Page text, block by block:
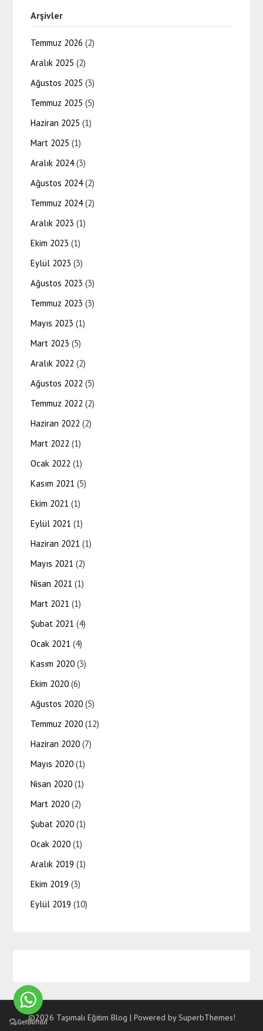
Arşivler
Temmuz 2026 (2)
Aralık 2025 (2)
Ağustos 2025 (3)
Temmuz 2025 (5)
Haziran 2025 (1)
Mart 2025 (1)
Aralık 2024(3)
Ağustos 2024(2)
Temmuz 2024(2)
Aralık 2023 (1)
Ekim 2023 (1)
Eylül 2023 (3)
Ağustos 2023 (3)
Temmuz 2023 (3)
Mayıs 2023 (1)
Mart 2023 (5)
Aralık 2022 (2)
Ağustos 2022 (5)
Temmuz 2022 (2)
Haziran 2022 (2)
Mart 2022 (1)
Ocak 2022 (1)
Kasım 2021 (5)
Ekim 2021 (1)
Eylül 2021 (1)
Haziran 2021 (1)
Mayıs 2021 (2)
Nisan 2021 (1)
Mart 2021 (1)
Şubat 2021 (4)
Ocak 2021 (4)
Kasım 2020 (3)
Ekim 2020 (6)
Ağustos 2020 (5)
Temmuz 2020 (12)
Haziran 2020 (7)
Mayıs 2020 (1)
Nisan 2020 (1)
Mart 2020 (2)
Şubat 2020 (1)
Ocak 2020 (1)
Aralık 2019 (1)
Ekim 2019 (3)
Eylül 2019 (10)
©2026 Taşımalı Eğitim Blog | Powered bySuperbThemes!